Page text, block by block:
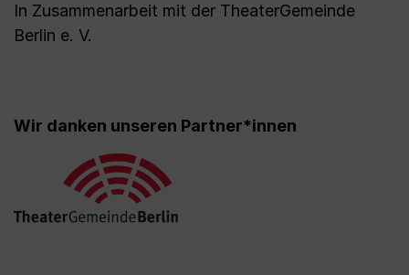
In Zusammenarbeit mit der TheaterGemeinde
Berlin e. V.
Wir danken unseren Partner*innen